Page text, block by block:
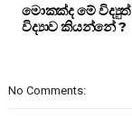
මොකක්ද මේ
විද්‍යාව කියන්නේ ?
No Comments: